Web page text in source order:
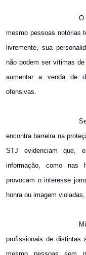
O
mesmo pessoas notórias
livremente, sua
não podem ser vítimas
aumentar a venda de
ofensivas.
encontra barreira na
STJ evidenciam que,
informação, como nas
provocam o interesse
honra ou imagem
profissionais de distintas